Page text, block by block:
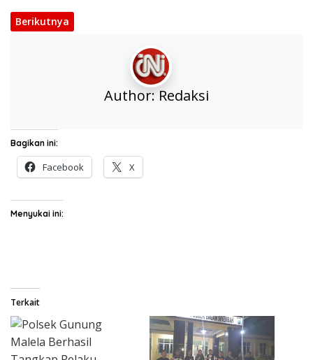
Berikutnya
Author:Redaksi
Bagikan ini:
Facebook X
Menyukai ini:
Terkait